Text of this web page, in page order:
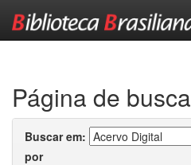
Página de busca
Buscar em:
por